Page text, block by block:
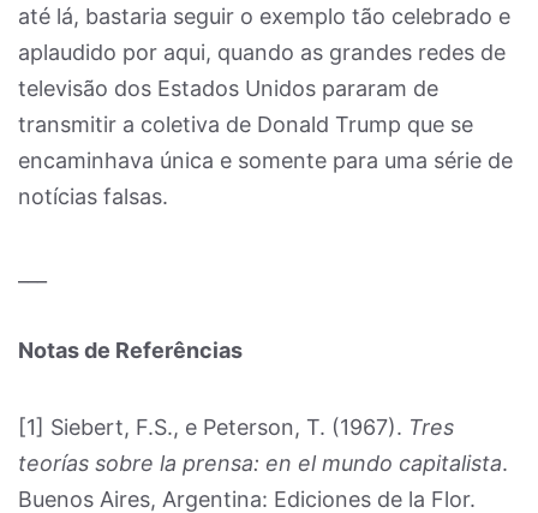
até lá, bastaria seguir o exemplo tão celebrado e
aplaudido por aqui, quando as grandes redes de
televisão dos Estados Unidos pararam de
transmitir a coletiva de Donald Trump que se
encaminhava única e somente para uma série de
notícias falsas.
Notas de Referências
[1] Siebert, F.S., e Peterson, T. (1967). Tres
teorías sobre la prensa: en el mundo capitalista.
Buenos Aires, Argentina: Ediciones de la Flor.